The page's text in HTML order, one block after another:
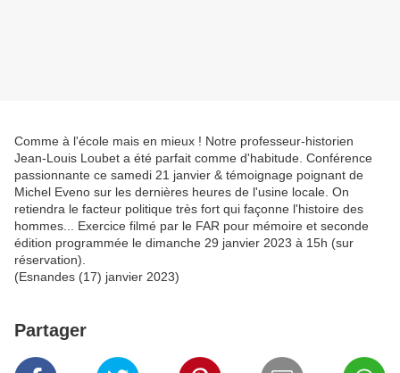
Comme à l'école mais en mieux ! Notre professeur-historien
Jean-Louis Loubet a été parfait comme d'habitude. Conférence
passionnante ce samedi 21 janvier & témoignage poignant de
Michel Eveno sur les dernières heures de l'usine locale. On
retiendra le facteur politique très fort qui façonne l'histoire des
hommes... Exercice filmé par le FAR pour mémoire et seconde
édition programmée le dimanche 29 janvier 2023 à 15h (sur
réservation).
(Esnandes (17) janvier 2023)
Partager